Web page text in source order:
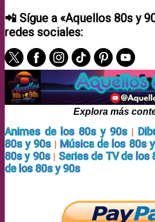
📲 Sígue a «Aquellos 80s y
redes sociales:
Explora más
Animes de los 80s y 90s|
80s y 90s | Música de los 80s
80s y 90s| Series de TV de los
de los 80s y 90s